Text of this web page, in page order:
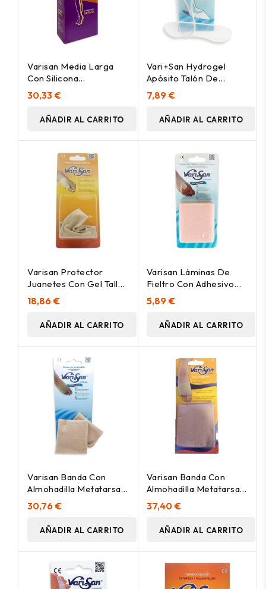
Varisan Media Larga
Con Silicona
Compresión Normal
Marrón Talla 4, 1 Ud
30,33 €
AÑADIR AL CARRITO
Vari+San Hydrogel
Apósito Talón De
Aquiles 2Uds
7,89 €
AÑADIR AL CARRITO
Varisan Protector
Juanetes Con Gel Talla
Grande, 1 Ud
18,86 €
AÑADIR AL CARRITO
Varisan Láminas De
Fieltro Con Adhesivo
Hipoalergénico, 1 Ud
5,89 €
AÑADIR AL CARRITO
Varisan Banda Con
Almohadilla Metatarsal
Protección Plantar Talla
Pequeña, 2 Uds
30,76 €
AÑADIR AL CARRITO
Varisan Banda Con
Almohadilla Metatarsal
Protección Plantar Talla
Grande, 2 Uds
37,40 €
AÑADIR AL CARRITO